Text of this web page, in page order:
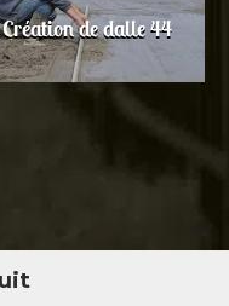
Création de dalle 44